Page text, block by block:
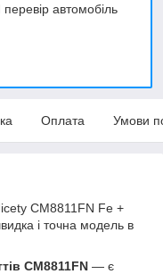
автомобіль
Оплата Умови
CM8811FN Fe +
і точна модель в
CM8811FN — є